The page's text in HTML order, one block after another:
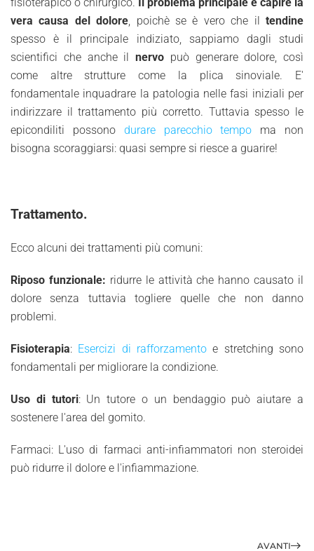
vera causa del dolore, poichè se è vero che iltendine
spesso è il principale indiziato, sappiamo dagli studi
scientifici che anche il nervo può generare dolore, così
come altre strutture come la plica sinoviale. E'
fondamentale inquadrare la patologia nelle fasi iniziali per
indirizzare il trattamento più corretto. Tuttavia spesso le
epicondiliti possono durare parecchio tempo ma non
bisogna scoraggiarsi: quasi sempre si riesce a guarire!
Trattamento.
Ecco alcuni dei trattamenti più comuni:
Riposo funzionale: ridurre le attività che hanno causato il
dolore senza tuttavia togliere quelle che non danno
problemi.
Fisioterapia: Esercizi di rafforzamentoe stretching sono
fondamentali per migliorare la condizione.
Uso di tutori: Un tutore o un bendaggio può aiutare a
sostenere l'area del gomito.
Farmaci: L'uso di farmaci anti-infiammatori non steroidei
può ridurre il dolore e l'infiammazione.
AVANTI